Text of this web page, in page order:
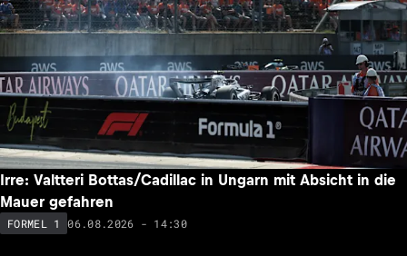
Irre: Valtteri Bottas/Cadillac in Ungarn mit Absicht in die
Mauer gefahren
FORMEL 1 06.08.2026 - 14:30